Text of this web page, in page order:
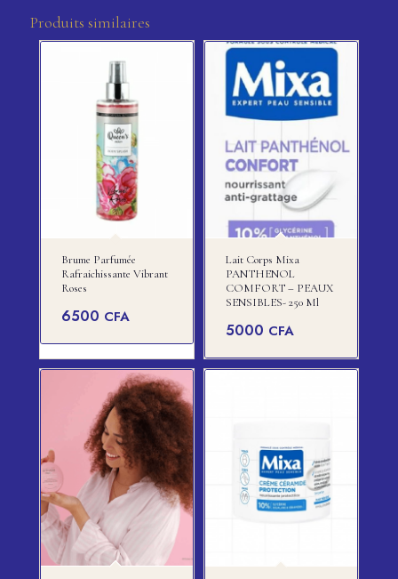
Produits similaires
Brume Parfumée
Rafraichissante Vibrant
Roses
6500 CFA
Lait Corps Mixa
PANTHENOL
COMFORT – PEAUX
SENSIBLES- 250 Ml
5000 CFA